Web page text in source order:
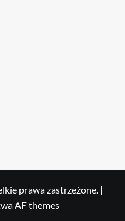
prawa zastrzeżone. |
AF themes